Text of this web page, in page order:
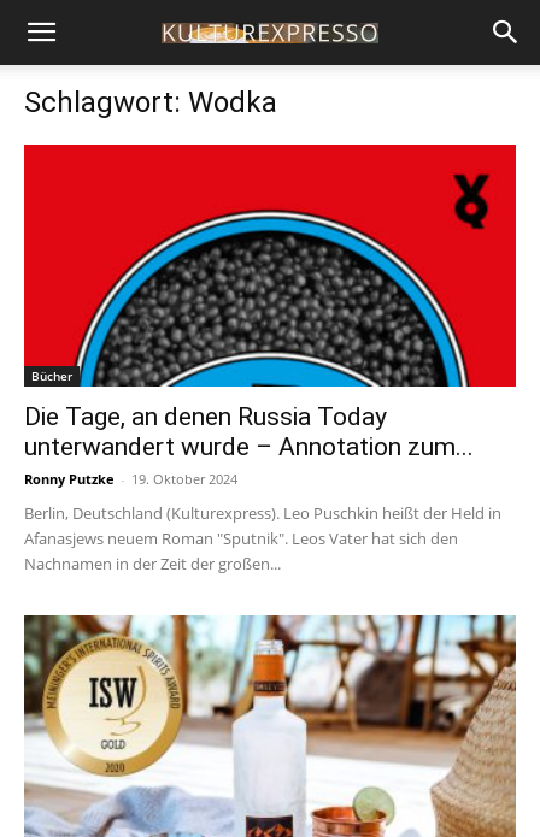
Schlagwort: Wodka
Bücher
Die Tage, an denen Russia Today
unterwandert wurde – Annotation zum...
Ronny Putzke - 19. Oktober 2024
Berlin, Deutschland (Kulturexpress). Leo Puschkin heißt der Held in
Afanasjews neuem Roman "Sputnik". Leos Vater hat sich den
Nachnamen in der Zeit der großen...